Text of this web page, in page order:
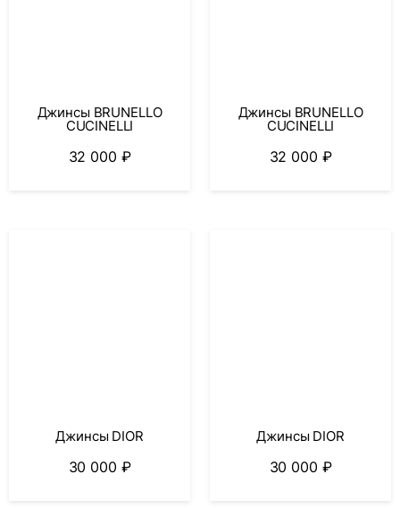
Джинсы BRUNELLO
CUCINELLI
32 000 ₽
Джинсы BRUNELLO
CUCINELLI
32 000 ₽
Джинсы DIOR
30 000 ₽
Джинсы DIOR
30 000 ₽